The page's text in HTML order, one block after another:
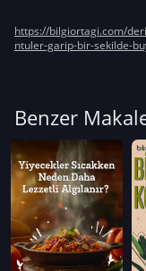
https://bilgiortagi.com/
Benzer